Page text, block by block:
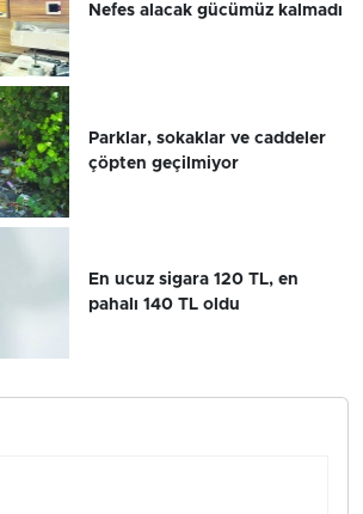
Nefes alacak gücümüz kalmadı
Parklar, sokaklar ve caddeler
çöpten geçilmiyor
En ucuz sigara 120 TL, en
pahalı 140 TL oldu